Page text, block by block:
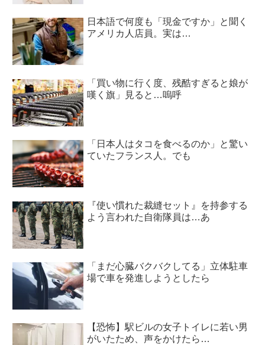
日本語で何度も「現金ですか」と聞く
アメリカ人店員。実は…
「買い物に行く度、残酷すぎると娘が
嘆く旗」見ると…嗚呼
「日本人はタコを食べるのか」と驚い
ていたフランス人。でも
『使い慣れた裁縫セット』を持参する
よう言われた自衛隊員は…あ
「まだ心臓バクバクしてる」立体駐車
場で車を発進しようとしたら
【恐怖】駅ビルの女子トイレに若い男
がいたため、声をかけたら…